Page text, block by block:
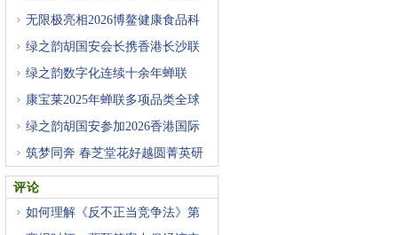
无限极亮相2026博鳌健康食品科
绿之韵胡国安会长携香港长沙联
绿之韵数字化连续十余年蝉联
康宝莱2025年蝉联多项品类全球
绿之韵胡国安参加2026香港国际
筑梦同奔 春芝堂花好越圆菁英研
评论
如何理解《反不正当竞争法》第